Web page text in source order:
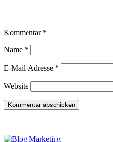
Kommentar *
Name *
E-Mail-Adresse *
Website